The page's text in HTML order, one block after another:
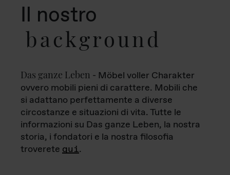
Il nostro
background
Das ganze Leben - Möbel voller Charakter
ovvero mobili pieni di carattere. Mobili che
si adattano perfettamente a diverse
circostanze e situazioni di vita. Tutte le
informazioni su Das ganze Leben, la nostra
storia, i fondatori e la nostra filosofia
troverete qui.